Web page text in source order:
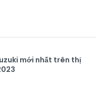
mới nhất trên thị